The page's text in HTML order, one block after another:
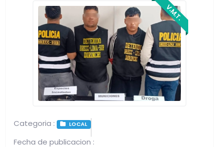
V.M.T.
Categoria : LOCAL
Fecha de publicacion :